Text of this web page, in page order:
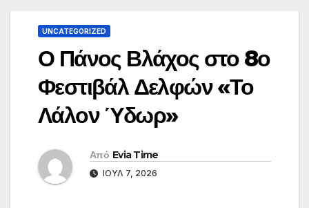
UNCATEGORIZED
Ο Πάνος Βλάχος στο 8ο
Φεστιβάλ Δελφών «Το
Λάλον Ύδωρ»
Από Evia Time
ΙΟΎΛ 7, 2026